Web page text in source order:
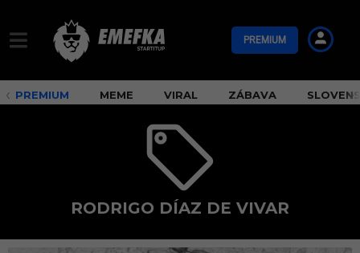
PREMIUM
PREMIUM MEME VIRAL ZÁBAVA
RODRIGO DÍAZ DE VIVAR